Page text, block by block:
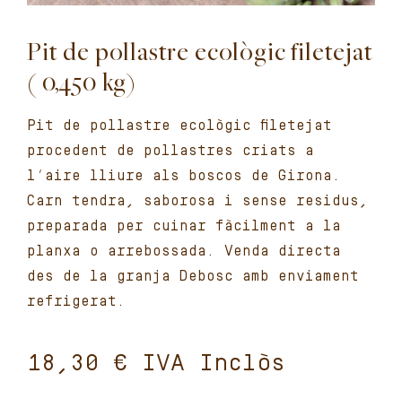
Pit de pollastre ecològic filetejat
( 0,450 kg)
Pit de pollastre ecològic filetejat
procedent de pollastres criats a
l’aire lliure als boscos de Girona.
Carn tendra, saborosa i sense residus,
preparada per cuinar fàcilment a la
planxa o arrebossada. Venda directa
des de la granja Debosc amb enviament
refrigerat.
€